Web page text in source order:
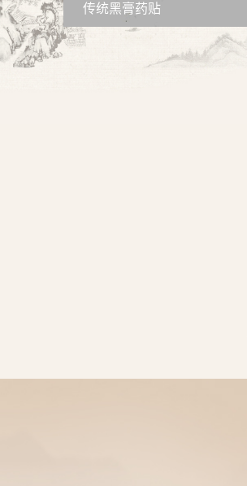
传统黑膏药贴